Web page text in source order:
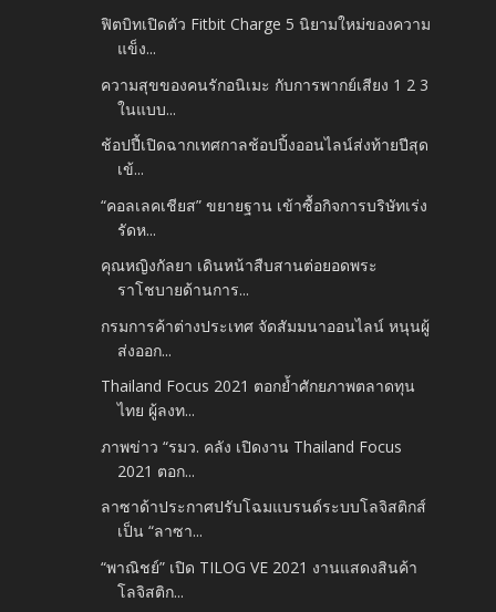
ฟิตบิทเปิดตัว Fitbit Charge 5 นิยามใหม่ของความ
แข็ง...
ความสุขของคนรักอนิเมะ กับการพากย์เสียง 1 2 3
ในแบบ...
ช้อปปี้เปิดฉากเทศกาลช้อปปิ้งออนไลน์ส่งท้ายปีสุด
เข้...
“คอลเลคเชียส” ขยายฐาน เข้าซื้อกิจการบริษัทเร่ง
รัดห...
คุณหญิงกัลยา เดินหน้าสืบสานต่อยอดพระ
ราโชบายด้านการ...
กรมการค้าต่างประเทศ จัดสัมมนาออนไลน์ หนุนผู้
ส่งออก...
Thailand Focus 2021 ตอกย้ำศักยภาพตลาดทุน
ไทย ผู้ลงท...
ภาพข่าว “รมว. คลัง เปิดงาน Thailand Focus
2021 ตอก...
ลาซาด้าประกาศปรับโฉมแบรนด์ระบบโลจิสติกส์
เป็น “ลาซา...
“พาณิชย์” เปิด TILOG VE 2021 งานแสดงสินค้า
โลจิสติก...